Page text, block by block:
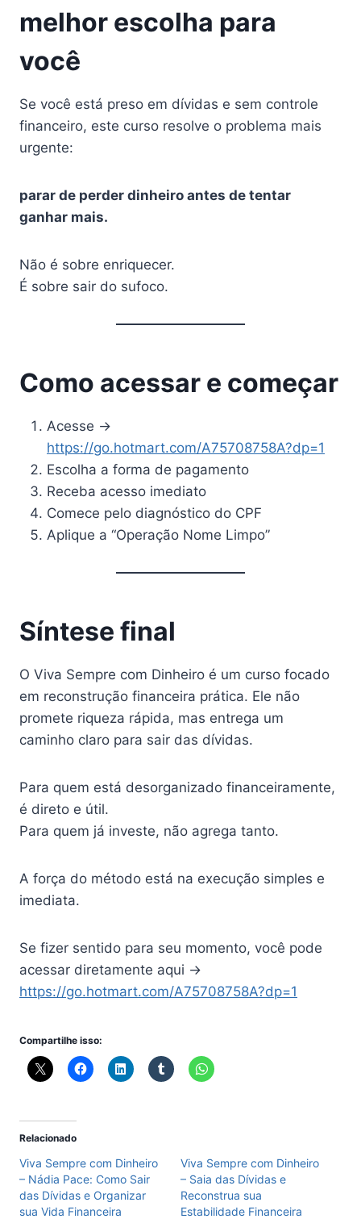
melhor escolha para
você
Se você está preso em dívidas e sem controle
financeiro, este curso resolve o problema mais
urgente:
parar de perder dinheiro antes de tentar
ganhar mais.
Não é sobre enriquecer.
É sobre sair do sufoco.
Como acessar e começar
Acesse →
https://go.hotmart.com/A75708758A?dp=1
Escolha a forma de pagamento
Receba acesso imediato
Comece pelo diagnóstico do CPF
Aplique a “Operação Nome Limpo”
Síntese final
O Viva Sempre com Dinheiro é um curso focado
em reconstrução financeira prática. Ele não
promete riqueza rápida, mas entrega um
caminho claro para sair das dívidas.
Para quem está desorganizado financeiramente,
é direto e útil.
Para quem já investe, não agrega tanto.
A força do método está na execução simples e
imediata.
Se fizer sentido para seu momento, você pode
acessar diretamente aqui →
https://go.hotmart.com/A75708758A?dp=1
Compartilhe isso:
Relacionado
Viva Sempre com Dinheiro
– Nádia Pace: Como Sair
das Dívidas e Organizar
sua Vida Financeira
Viva Sempre com Dinheiro
– Saia das Dívidas e
Reconstrua sua
Estabilidade Financeira